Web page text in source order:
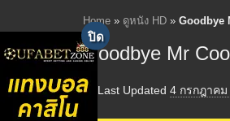
Home » ดูหนัง HD » Goodbye
Goodbye Mr
Last Updated 4 กรกฎาคม